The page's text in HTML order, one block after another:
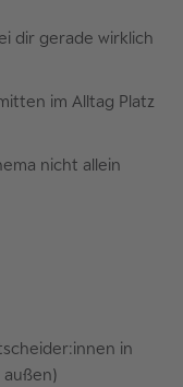
dir gerade wirklich
im Alltag Platz
nicht allein
in